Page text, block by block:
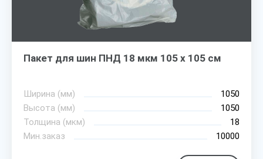
Пакет для шин ПНД 18 мкм 105 х 105 см
Ширина (мм)
1050
Высота (мм)
1050
Толщина (мкм)
18
Мин.заказ
10000